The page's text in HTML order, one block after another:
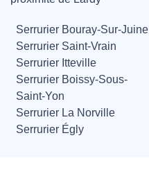
Serrurier Bouray-Sur-Juine
Serrurier Saint-Vrain
Serrurier Itteville
Serrurier Boissy-Sous-
Saint-Yon
Serrurier La Norville
Serrurier Égly